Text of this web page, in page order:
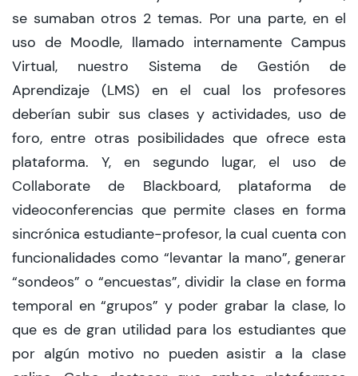
se sumaban otros 2 temas. Por una parte, en el
uso de Moodle, llamado internamente Campus
Virtual, nuestro Sistema de Gestión de
Aprendizaje (LMS) en el cual los profesores
deberían subir sus clases y actividades, uso de
foro, entre otras posibilidades que ofrece esta
plataforma. Y, en segundo lugar, el uso de
Collaborate de Blackboard, plataforma de
videoconferencias que permite clases en forma
sincrónica estudiante-profesor, la cual cuenta con
funcionalidades como “levantar la mano”, generar
“sondeos” o “encuestas”, dividir la clase en forma
temporal en “grupos” y poder grabar la clase, lo
que es de gran utilidad para los estudiantes que
por algún motivo no pueden asistir a la clase